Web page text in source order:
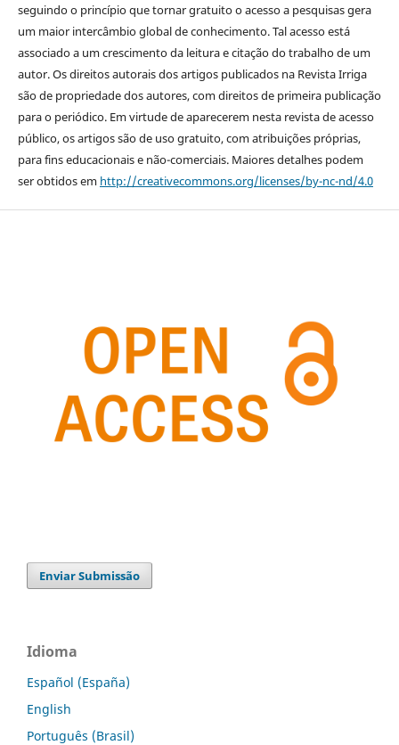
seguindo o princípio que tornar gratuito o acesso a pesquisas gera
um maior intercâmbio global de conhecimento. Tal acesso está
associado a um crescimento da leitura e citação do trabalho de um
autor. Os direitos autorais dos artigos publicados na Revista Irriga
são de propriedade dos autores, com direitos de primeira publicação
para o periódico. Em virtude de aparecerem nesta revista de acesso
público, os artigos são de uso gratuito, com atribuições próprias,
para fins educacionais e não-comerciais. Maiores detalhes podem
ser obtidos em http://creativecommons.org/licenses/by-nc-nd/4.0
Enviar Submissão
Idioma
Español (España)
English
Português (Brasil)